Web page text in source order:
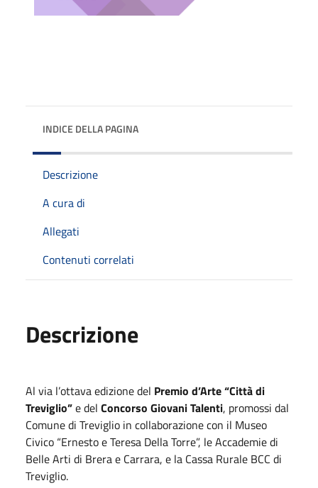
INDICE DELLA PAGINA
Descrizione
A cura di
Allegati
Contenuti correlati
Descrizione
Al via l’ottava edizione del Premio d’Arte “Città di
Treviglio”e del Concorso Giovani Talenti, promossi dal
Comune di Treviglio in collaborazione con il Museo
Civico “Ernesto e Teresa Della Torre”, le Accademie di
Belle Arti di Brera e Carrara, e la Cassa Rurale BCC di
Treviglio.